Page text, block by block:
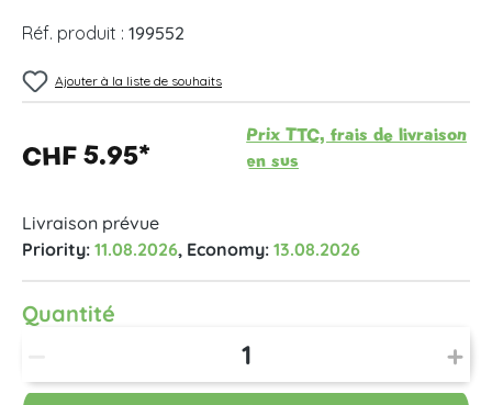
Réf. produit : 199552
Ajouter à la liste de souhaits
CHF 5.95*
Prix TTC, frais de livraison
en sus
Livraison prévue
Priority: 11.08.2026, Economy: 13.08.2026
Quantité